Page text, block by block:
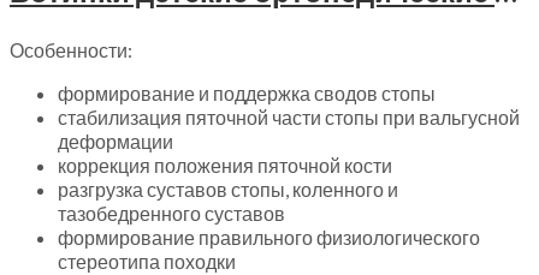
Особенности:
формирование и поддержка сводов стопы
стабилизация пяточной части стопы при вальгусной
деформации
коррекция положения пяточной кости
разгрузка суставов стопы, коленного и
тазобедренного суставов
формирование правильного физиологического
стереотипа походки